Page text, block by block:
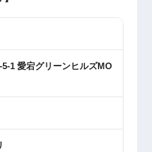
5-1 愛宕グリーンヒルズMO
ー19F